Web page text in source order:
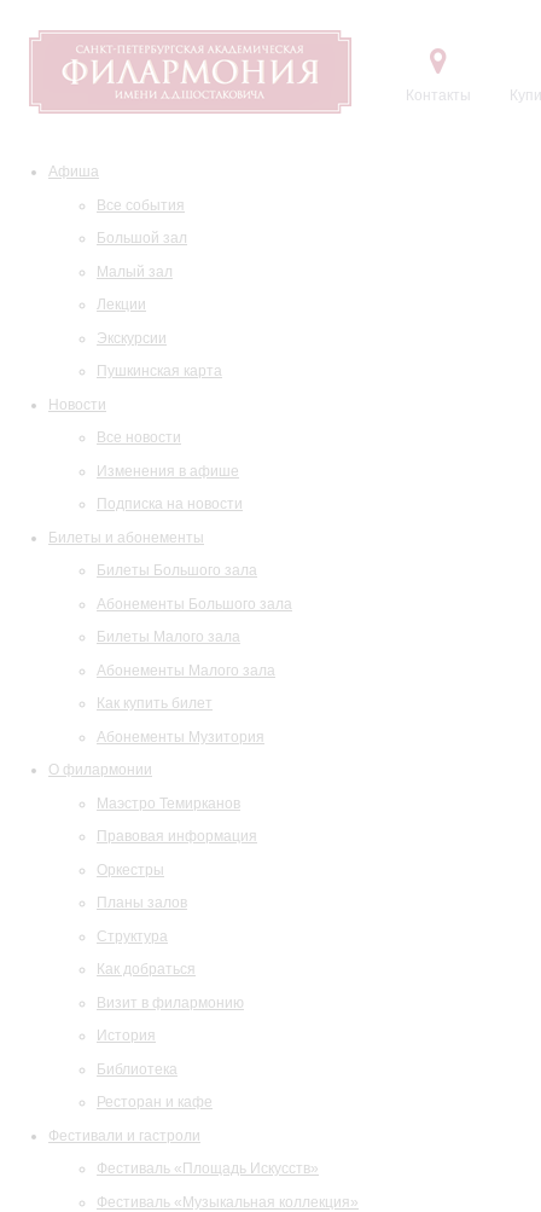
Контакты
Афиша
Все события
Большой зал
Малый зал
Лекции
Экскурсии
Пушкинская карта
Новости
Все новости
Изменения в афише
Подписка на новости
Билеты и абонементы
Билеты Большого зала
Абонементы Большого зала
Билеты Малого зала
Абонементы Малого зала
Как купить билет
Абонементы Музитория
О филармонии
Маэстро Темирканов
Правовая информация
Оркестры
Планы залов
Структура
Как добраться
Визит в филармонию
История
Библиотека
Ресторан и кафе
Фестивали и гастроли
Фестиваль «Площадь Искусств»
Фестиваль «Музыкальная коллекция»